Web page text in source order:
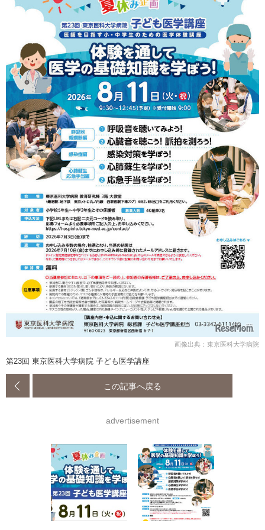
画像出典：東京医科大学病院
第23回 東京医科大学病院 子ども医学講座
この記事へ戻る
advertisement